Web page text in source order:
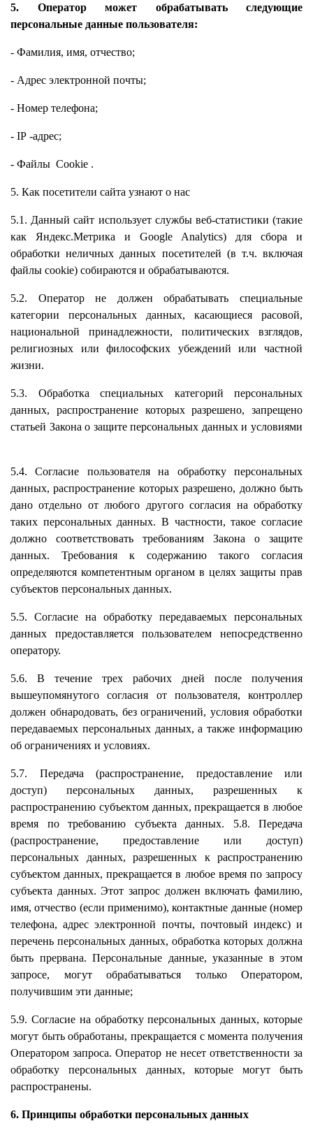
5. Оператор может обрабатывать следующие
персональные данные пользователя:
- Фамилия, имя, отчество;
- Адрес электронной почты;
- Номер телефона;
- IP -адрес;
- Файлы Cookie .
5. Как посетители сайта узнают о нас
5.1. Данный сайт использует службы веб-статистики (такие
как Яндекс.Метрика и Google Analytics) для сбора и
обработки неличных данных посетителей (в т.ч. включая
файлы cookie) собираются и обрабатываются.
5.2. Оператор не должен обрабатывать специальные
категории персональных данных, касающиеся расовой,
национальной принадлежности, политических взглядов,
религиозных или философских убеждений или частной
жизни.
5.3. Обработка специальных категорий персональных
данных, распространение которых разрешено, запрещено
статьей Закона о защите персональных данных и условиями
5.4. Согласие пользователя на обработку персональных
данных, распространение которых разрешено, должно быть
дано отдельно от любого другого согласия на обработку
таких персональных данных. В частности, такое согласие
должно соответствовать требованиям Закона о защите
данных. Требования к содержанию такого согласия
определяются компетентным органом в целях защиты прав
субъектов персональных данных.
5.5. Согласие на обработку передаваемых персональных
данных предоставляется пользователем непосредственно
оператору.
5.6. В течение трех рабочих дней после получения
вышеупомянутого согласия от пользователя, контроллер
должен обнародовать, без ограничений, условия обработки
передаваемых персональных данных, а также информацию
об ограничениях и условиях.
5.7. Передача (распространение, предоставление или
доступ) персональных данных, разрешенных к
распространению субъектом данных, прекращается в любое
время по требованию субъекта данных. 5.8. Передача
(распространение, предоставление или доступ)
персональных данных, разрешенных к распространению
субъектом данных, прекращается в любое время по запросу
субъекта данных. Этот запрос должен включать фамилию,
имя, отчество (если применимо), контактные данные (номер
телефона, адрес электронной почты, почтовый индекс) и
перечень персональных данных, обработка которых должна
быть прервана. Персональные данные, указанные в этом
запросе, могут обрабатываться только Оператором,
получившим эти данные;
5.9. Согласие на обработку персональных данных, которые
могут быть обработаны, прекращается с момента получения
Оператором запроса. Оператор не несет ответственности за
обработку персональных данных, которые могут быть
распространены.
6. Принципы обработки персональных данных